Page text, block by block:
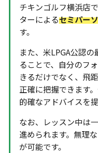
チキンゴルフ横浜店
ターによるセミパー
す。
また、米LPGA公認
ることで、自分のフ
きるだけでなく、飛
正確に把握できます
的確なアドバイスを
なお、レッスン中は
進められます。無理
が可能です。